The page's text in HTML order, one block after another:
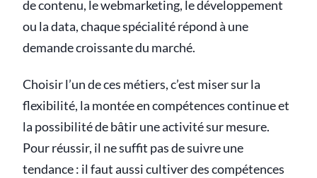
de contenu, le webmarketing, le développement
ou la data, chaque spécialité répond à une
demande croissante du marché.
Choisir l’un de ces métiers, c’est miser sur la
flexibilité, la montée en compétences continue et
la possibilité de bâtir une activité sur mesure.
Pour réussir, il ne suffit pas de suivre une
tendance : il faut aussi cultiver des compétences